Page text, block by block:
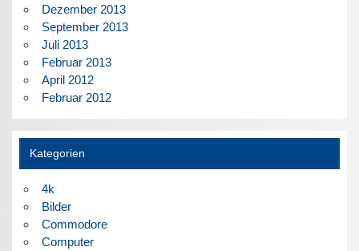
Dezember 2013
September 2013
Juli 2013
Februar 2013
April 2012
Februar 2012
Kategorien
4k
Bilder
Commodore
Computer